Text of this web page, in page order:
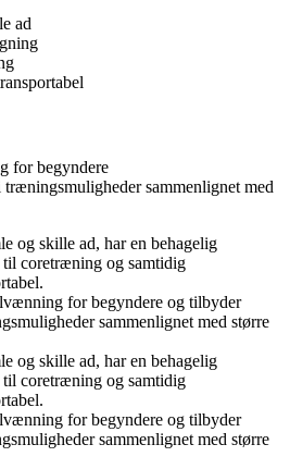
ad
for begyndere
sammenlignet med
og skille ad, har en behagelig
coretræning og samtidig
for begyndere og tilbyder
sammenlignet med større
og skille ad, har en behagelig
coretræning og samtidig
for begyndere og tilbyder
sammenlignet med større